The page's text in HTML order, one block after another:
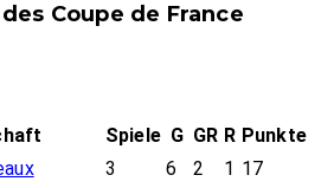
Coupe de France
Spiele G GR R Punkte
3 6 2 1 17